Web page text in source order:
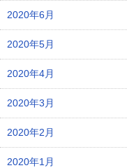
2020年6月
2020年5月
2020年4月
2020年3月
2020年2月
2020年1月